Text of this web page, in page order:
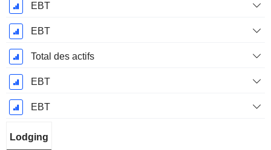
EBT
EBT
Total des actifs
EBT
EBT
Lodging